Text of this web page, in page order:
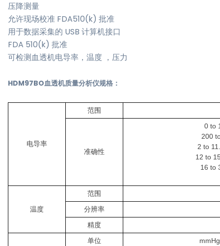
压降测量
允许现场校准 FDA510(k) 批准
用于数据采集的 USB 计算机接口
FDA 510(k) 批准
可检测血透机电导率，温度 ，压力
HDM97BO血透机质量分析仪规格：
电导率
范围
准确性
0 to
200
2 to
12 to
16 to
温度
范围
分辨率
精度
单位